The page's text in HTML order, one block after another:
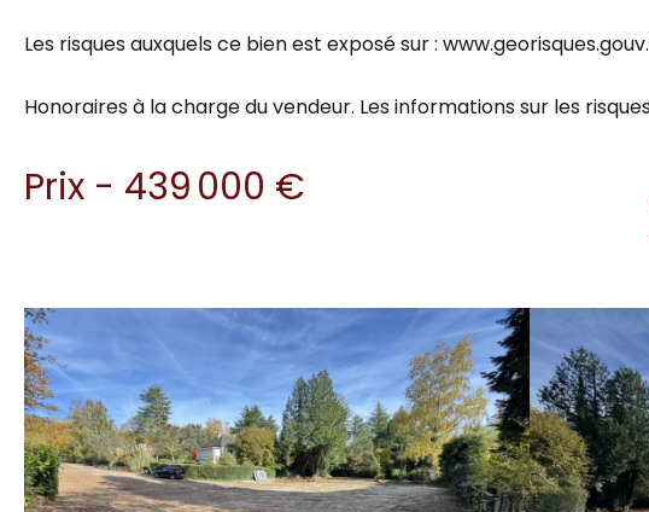
Les risques auxquels ce bien est exposé sur :
Honoraires à la charge du vendeur. Les informations sur les
Prix - 439 000 €